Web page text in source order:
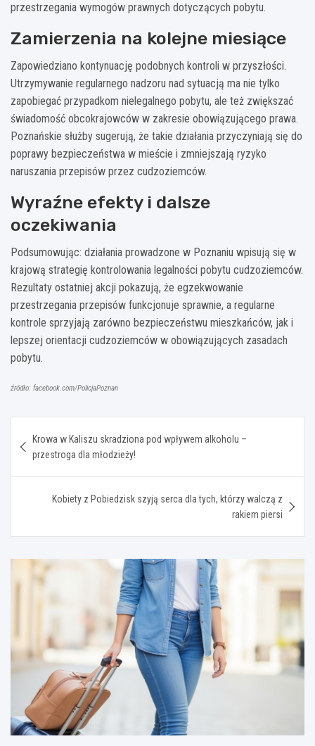
przestrzegania wymogów prawnych dotyczących pobytu.
Zamierzenia na kolejne miesiące
Zapowiedziano kontynuację podobnych kontroli w przyszłości.
Utrzymywanie regularnego nadzoru nad sytuacją ma nie tylko
zapobiegać przypadkom nielegalnego pobytu, ale też zwiększać
świadomość obcokrajowców w zakresie obowiązującego prawa.
Poznańskie służby sugerują, że takie działania przyczyniają się do
poprawy bezpieczeństwa w mieście i zmniejszają ryzyko
naruszania przepisów przez cudzoziemców.
Wyraźne efekty i dalsze
oczekiwania
Podsumowując: działania prowadzone w Poznaniu wpisują się w
krajową strategię kontrolowania legalności pobytu cudzoziemców.
Rezultaty ostatniej akcji pokazują, że egzekwowanie
przestrzegania przepisów funkcjonuje sprawnie, a regularne
kontrole sprzyjają zarówno bezpieczeństwu mieszkańców, jak i
lepszej orientacji cudzoziemców w obowiązujących zasadach
pobytu.
źródło: facebook.com/PolicjaPoznan
wpisu
Krowa w Kaliszu skradziona pod wpływem alkoholu –
przestroga dla młodzieży!
Kobiety z Pobiedzisk szyją serca dla tych, którzy walczą z
rakiem piersi